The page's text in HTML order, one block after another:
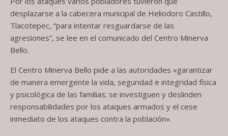
desplazarse a la cabecera municipal de Heliodoro Castillo,
Tlacotepec, “para intentar resguardarse de las
agresiones”, se lee en el comunicado del Centro Minerva
Bello.
El Centro Minerva Bello pide a las autoridades «garantizar
de manera emergente la vida, seguridad e integridad física
y psicológica de las familias; se investiguen y deslinden
responsabilidades por los ataques armados y el cese
inmediato de los ataques contra la población».